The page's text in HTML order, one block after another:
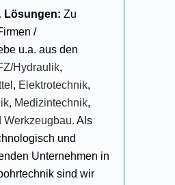
Lösungen: Zu
/
u.a. aus den
Hydraulik,
, Elektrotechnik,
, Medizintechnik,
Werkzeugbau. Als
und
Unternehmen in
sind wir